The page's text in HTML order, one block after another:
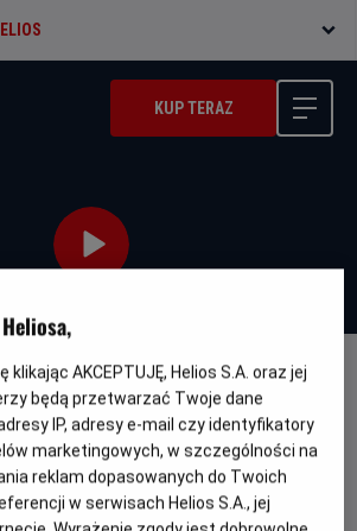
KUP TERAZ
motyla
sirdis Gatunek
Dramat / Familijny
8 lat
min
Kraj
i
Litwa (2021)
AKCEPTUJĘ, Helios S.A. oraz jej
będą przetwarzać Twoje dane
IP, adresy e-mail czy identyfikatory
marketingowych, w szczególności na
reklam dopasowanych do Twoich
w serwisach Helios S.A., jej